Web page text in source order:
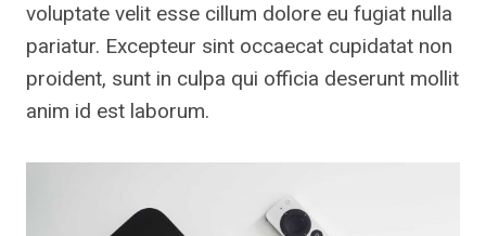
voluptate velit esse cillum dolore eu fugiat nulla
pariatur. Excepteur sint occaecat cupidatat non
proident, sunt in culpa qui officia deserunt mollit
anim id est laborum.